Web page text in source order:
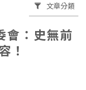
文章分類
：史無前
！